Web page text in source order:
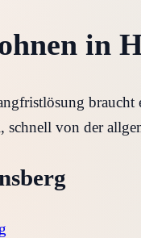
in
braucht
von der